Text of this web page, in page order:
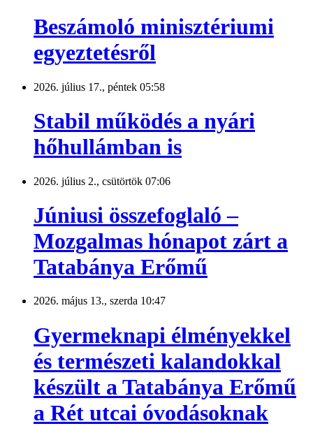
Beszámoló minisztériumi
egyeztetésről
2026. július 17., péntek 05:58
Stabil működés a nyári
hőhullámban is
2026. július 2., csütörtök 07:06
Júniusi összefoglaló –
Mozgalmas hónapot zárt a
Tatabánya Erőmű
2026. május 13., szerda 10:47
Gyermeknapi élményekkel
és természeti kalandokkal
készült a Tatabánya Erőmű
a Rét utcai óvodásoknak